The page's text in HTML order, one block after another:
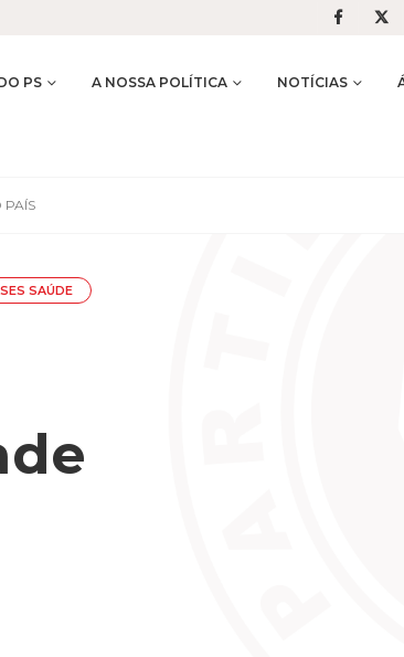
PS A NOSSA POLÍTICA NOTÍCIAS
PAÍS
SAÚDE